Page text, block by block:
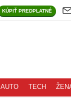
KÚPIŤ PREDPLATNÉ
AUTO TECH